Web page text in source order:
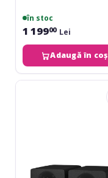
în stoc
1 19900 Lei
Adaugă în coș
Yamaha